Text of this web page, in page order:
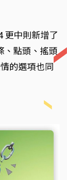
更中則新增了
、點頭、搖頭
的選項也同